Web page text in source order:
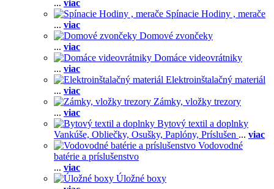
... viac
Spínacie Hodiny , merače
... viac
Domové zvončeky
... viac
Domáce videovrátniky
... viac
Elektroinštalačný materiál
... viac
Zámky, vložky trezory
... viac
Bytový textil a doplnky
Vankúše, Obliečky, Osušky, Paplóny, Príslušen ... viac
Vodovodné
batérie a príslušenstvo
... viac
Úložné boxy